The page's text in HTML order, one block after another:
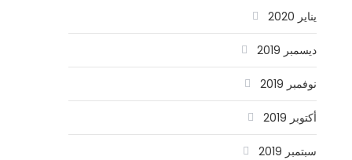
يناير 2020
ديسمبر 2019
نوفمبر 2019
أكتوبر 2019
سبتمبر 2019